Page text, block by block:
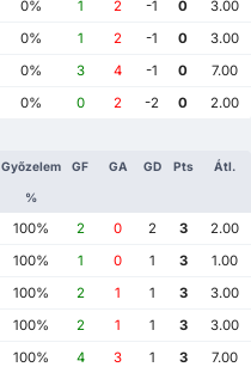
0% 1 2 -1 0
3.00
0% 1 2 -1 0
3.00
0% 3 4 -1 0
7.00
0% 0 2 -2 0 2.00
Győzelem
%
GF GA GD Pts Átl.
100% 2 0 2 3
2.00
100% 1 0 1 3
1.00
100% 2 1 1 3
3.00
100% 2 1 1 3
3.00
100% 4 3 1 3
7.00